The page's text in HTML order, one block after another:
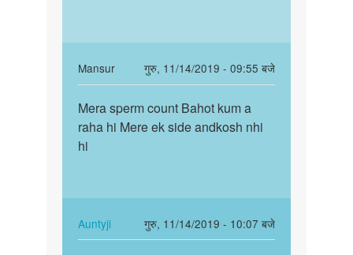
Mansur
गुरु, 11/14/2019 - 09:55 बजे
In
reply
to
चिंता
एक…
Auntyji
Mera
sperm
count
a…
Mera sperm count Bahot kum a
raha hi Mere ek side andkosh nhi
hi
Auntyji
गुरु, 11/14/2019 - 10:07 बजे
In
reply